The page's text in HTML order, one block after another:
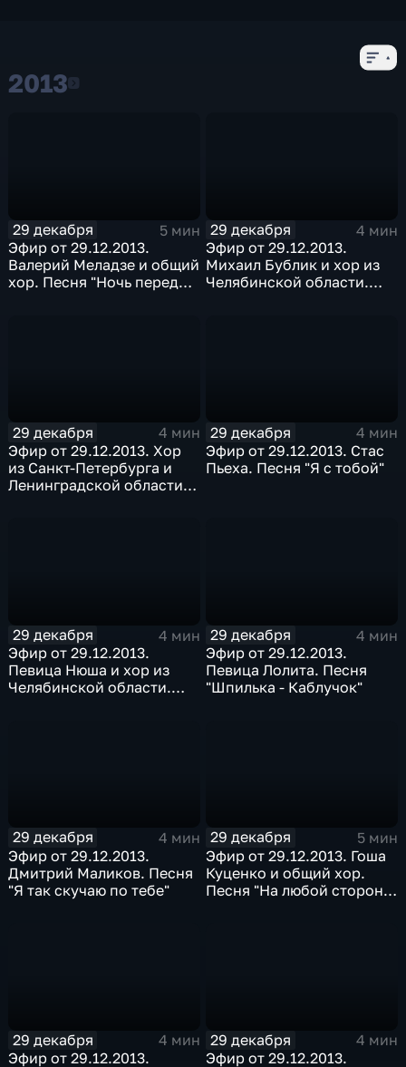
20132013
29 декабря
5 мин
Эфир от 29.12.2013.
Валерий Меладзе и общий
хор. Песня "Ночь перед
29 декабря
4 мин
Эфир от 29.12.2013.
Михаил Бублик и хор из
Челябинской области.
29 декабря
4 мин
Эфир от 29.12.2013. Хор
из Санкт-Петербурга и
Ленинградской области.
29 декабря
4 мин
Эфир от 29.12.2013. Стас
Пьеха. Песня "Я с тобой"
29 декабря
4 мин
Эфир от 29.12.2013.
Певица Нюша и хор из
Челябинской области.
29 декабря
4 мин
Эфир от 29.12.2013.
Певица Лолита. Песня
"Шпилька - Каблучок"
29 декабря
4 мин
Эфир от 29.12.2013.
Дмитрий Маликов. Песня
"Я так скучаю по тебе"
29 декабря
5 мин
Эфир от 29.12.2013. Гоша
Куценко и общий хор.
Песня "На любой стороне
29 декабря
4 мин
Эфир от 29.12.2013.
29 декабря
4 мин
Эфир от 29.12.2013.